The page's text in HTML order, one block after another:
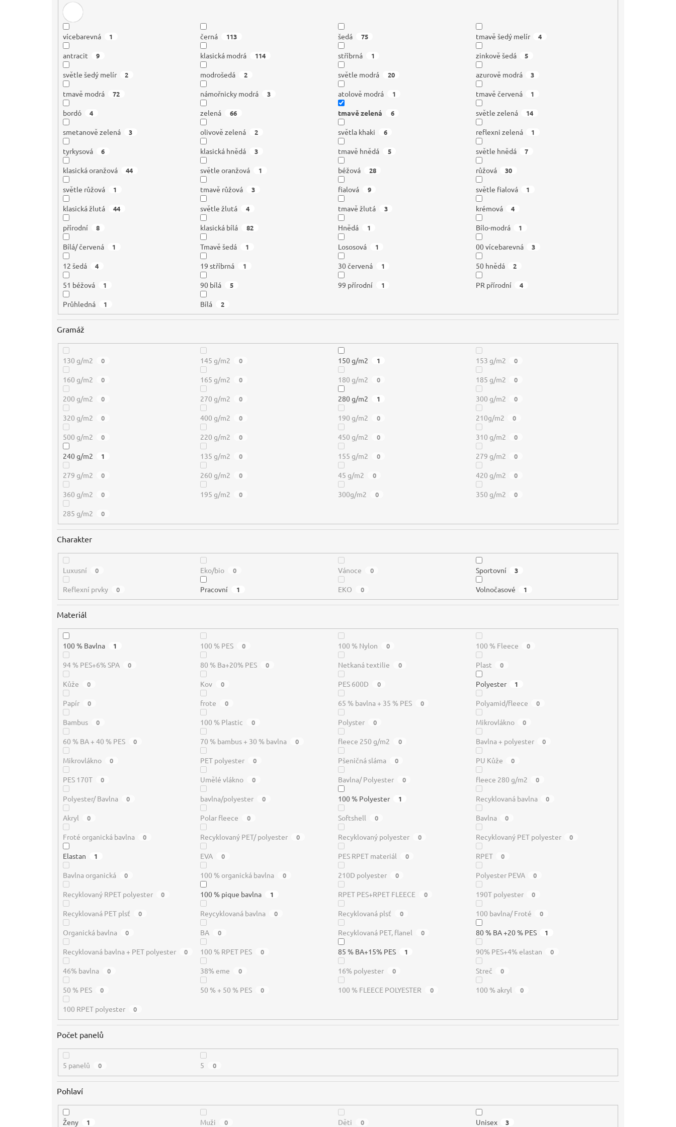
vícebarevná 1 černá 113 šedá 75 tmavě šedý melír 4
antracit 9 klasická modrá 114 stříbrná 1 zinkově šedá 5
světle šedý melír 2 modrošedá 2 světle modrá 20 azurově modrá 3
tmavě modrá 72 námořnicky modrá 3 atolově modrá 1 tmavě červená 1
bordó 4 zelená 66 tmavě zelená 6 světle zelená 14
smetanově zelená 3 olivově zelená 2 světla khaki 6 reflexni zelená 1
tyrkysová 6 klasická hnědá 3 tmavě hnědá 5 světle hnědá 7
klasická oranžová 44 světle oranžová 1 béžová 28 růžová 30
světle růžová 1 tmavě růžová 3 fialová 9 světle fialová 1
klasická žlutá 44 světle žlutá 4 tmavě žlutá 3 krémová 4
přírodní 8 klasická bílá 82 Hnědá 1 Bílo-modrá 1
Bílá/ červená 1 Tmavě šedá 1 Lososová 1 00 vícebarevná 3
12 šedá 4 19 stříbrná 1 30 červená 1 50 hnědá 2
51 béžová 1 90 bílá 5 99 přírodní 1 PR přírodní 4
Průhledná 1 Bílá 2
Gramáž
130 g/m2 0 145 g/m2 0 150 g/m2 1 153 g/m2 0
160 g/m2 0 165 g/m2 0 180 g/m2 0 185 g/m2 0
200 g/m2 0 270 g/m2 0 280 g/m2 1 300 g/m2 0
320 g/m2 0 400 g/m2 0 190 g/m2 0 210g/m2 0
500 g/m2 0 220 g/m2 0 450 g/m2 0 310 g/m2 0
240 g/m2 1 135 g/m2 0 155 g/m2 0 279 g/m2 0
279 g/m2 0 260 g/m2 0 45 g/m2 0 420 g/m2 0
360 g/m2 0 195 g/m2 0 300g/m2 0 350 g/m2 0
285 g/m2 0
Charakter
Luxusní 0 Eko/bio 0 Vánoce 0 Sportovní 3
Reflexní prvky 0 Pracovní 1 EKO 0 Volnočasové 1
Materiál
100 % Bavlna 1 100 % PES 0 100 % Nylon 0 100 % Fleece 0
94 % PES+6% SPA 0 80 % Ba+20% PES 0 Netkaná textilie 0 Plast 0
Kůže 0 Kov 0 PES 600D 0 Polyester 1
Papír 0 frote 0 65 % bavlna + 35 % PES 0 Polyamid/fleece 0
Bambus 0 100 % Plastic 0 Polyster 0 Mikrovlákno 0
60 % BA + 40 % PES 0 70 % bambus + 30 % bavlna 0 fleece 250 g/m2 0 Bavlna + polyester 0
Mikrovlákno 0 PET polyester 0 Pšeničná sláma 0 PU Kůže 0
PES 170T 0 Umělé vlákno 0 Bavlna/ Polyester 0 fleece 280 g/m2 0
Polyester/ Bavlna 0 bavlna/polyester 0 100 % Polyester 1 Recyklovaná bavlna 0
Akryl 0 Polar fleece 0 Softshell 0 Bavlna 0
Froté organická bavlna 0 Recyklovaný PET/ polyester 0 Recyklovaný polyester 0 Recyklovaný PET polyester 0
Elastan 1 EVA 0 PES RPET materiál 0 RPET 0
Bavlna organická 0 100 % organická bavlna 0 210D polyester 0 Polyester PEVA 0
Recyklovaný RPET polyester 0 100 % pique bavlna 1 RPET PES+RPET FLEECE 0 190T polyester 0
Recyklovaná PET plsť 0 Reycyklovaná bavlna 0 Recyklovaná plsť 0 100 bavlna/ Froté 0
Organická bavlna 0 BA 0 Recyklovaná PET, flanel 0 80 % BA +20 % PES 1
Recyklovaná bavlna + PET polyester 0 100 % RPET PES 0 85 % BA+15% PES 1 90% PES+4% elastan 0
46% bavlna 0 38% eme 0 16% polyester 0 Streč 0
50 % PES 0 50 % + 50 % PES 0 100 % FLEECE POLYESTER 0 100 % akryl 0
100 RPET polyester 0
Počet panelů
5 panelů 0 5 0
Pohlaví
Ženy 1 Muži 0 Děti 0 Unisex 3